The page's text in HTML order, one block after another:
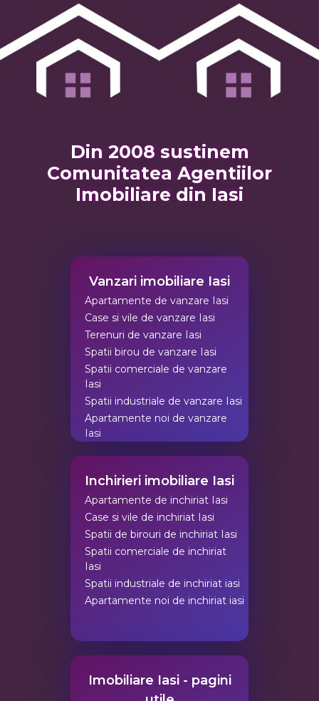
Din 2008 sustinem
Comunitatea Agentiilor
Imobiliare din Iasi
Vanzari imobiliare Iasi
Apartamente de vanzare Iasi
Case si vile de vanzare Iasi
Terenuri de vanzare Iasi
Spatii birou de vanzare Iasi
Spatii comerciale de vanzare
Iasi
Spatii industriale de vanzare Iasi
Apartamente noi de vanzare
Iasi
Inchirieri imobiliare Iasi
Apartamente de inchiriat Iasi
Case si vile de inchiriat Iasi
Spatii de birouri de inchiriat Iasi
Spatii comerciale de inchiriat
Iasi
Spatii industriale de inchiriat iasi
Apartamente noi de inchiriat iasi
Imobiliare Iasi - pagini